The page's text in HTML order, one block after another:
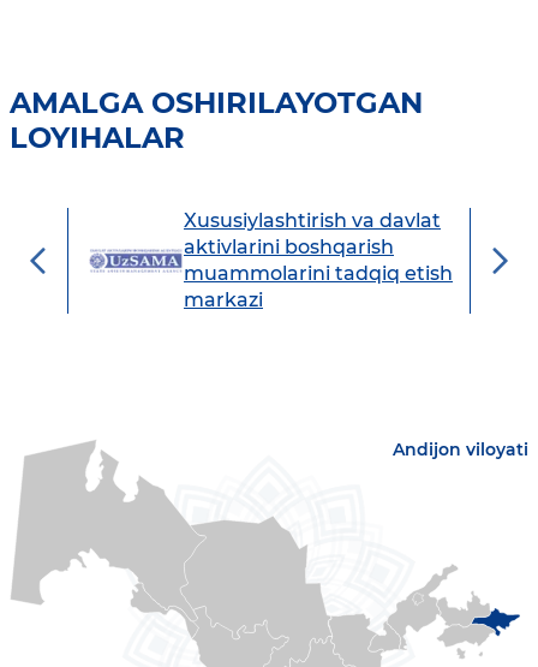
AMALGA OSHIRILAYOTGAN
LOYIHALAR
Xususiylashtirish va davlat
aktivlarini boshqarish
muammolarini tadqiq etish
markazi
Andijon viloyati